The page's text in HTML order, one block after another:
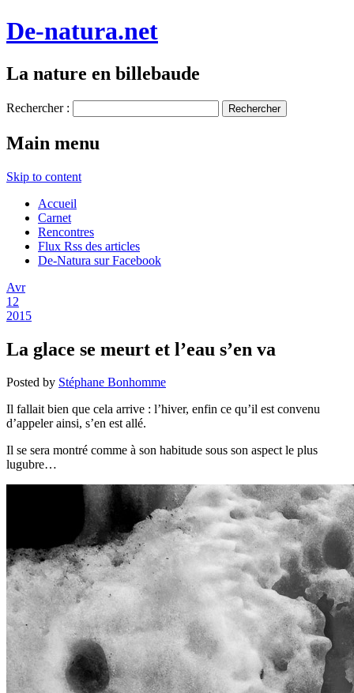
De-natura.net
La nature en billebaude
Rechercher :
Main menu
Skip to content
Accueil
Carnet
Rencontres
Flux Rss des articles
De-Natura sur Facebook
Avr
12
2015
La glace se meurt et l’eau s’en va
Posted by Stéphane Bonhomme
Il fallait bien que cela arrive : l’hiver, enfin ce qu’il est convenu
d’appeler ainsi, s’en est allé.
Il se sera montré comme à son habitude sous son aspect le plus
lugubre…